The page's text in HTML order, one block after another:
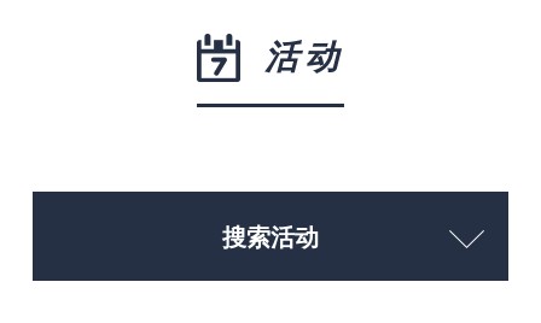
活动
搜索活动